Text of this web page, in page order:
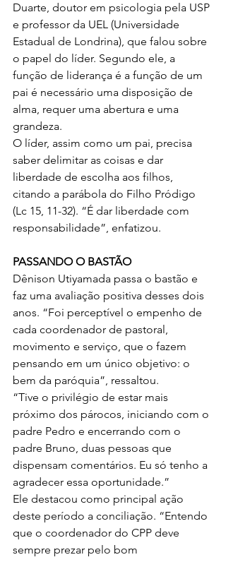
Duarte, doutor em psicologia pela USP
e professor da UEL (Universidade
Estadual de Londrina), que falou sobre
o papel do líder. Segundo ele, a
função de liderança é a função de um
pai é necessário uma disposição de
alma, requer uma abertura e uma
grandeza.
O líder, assim como um pai, precisa
saber delimitar as coisas e dar
liberdade de escolha aos filhos,
citando a parábola do Filho Pródigo
(Lc 15, 11-32). “É dar liberdade com
responsabilidade”, enfatizou.
PASSANDO O BASTÃO
Dênison Utiyamada passa o bastão e
faz uma avaliação positiva desses dois
anos. “Foi perceptível o empenho de
cada coordenador de pastoral,
movimento e serviço, que o fazem
pensando em um único objetivo: o
bem da paróquia”, ressaltou.
“Tive o privilégio de estar mais
próximo dos párocos, iniciando com o
padre Pedro e encerrando com o
padre Bruno, duas pessoas que
dispensam comentários. Eu só tenho a
agradecer essa oportunidade.”
Ele destacou como principal ação
deste período a conciliação. “Entendo
que o coordenador do CPP deve
sempre prezar pelo bom